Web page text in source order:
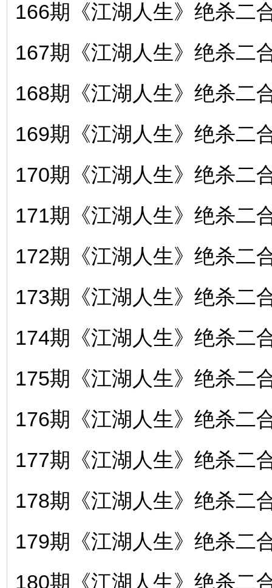
166期《江湖人生》绝杀二
167期《江湖人生》绝杀二
168期《江湖人生》绝杀二
169期《江湖人生》绝杀二
170期《江湖人生》绝杀二
171期《江湖人生》绝杀二
172期《江湖人生》绝杀二
173期《江湖人生》绝杀二
174期《江湖人生》绝杀二
175期《江湖人生》绝杀二
176期《江湖人生》绝杀二
177期《江湖人生》绝杀二
178期《江湖人生》绝杀二
179期《江湖人生》绝杀二
180期《江湖人生》绝杀二